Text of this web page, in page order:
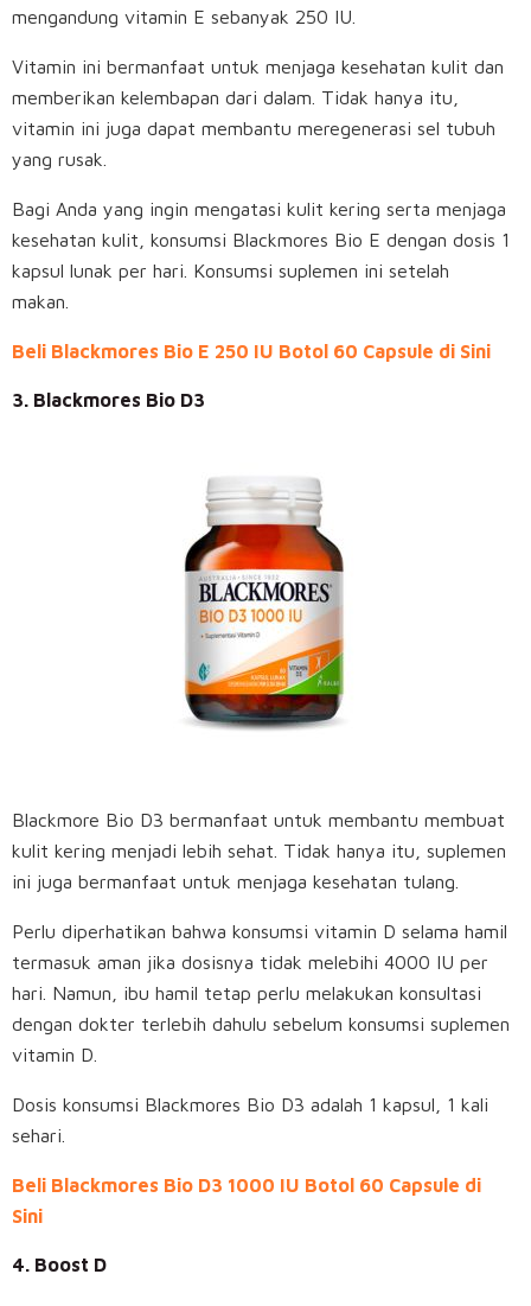
mengandung vitamin E sebanyak 250 IU.
Vitamin ini bermanfaat untuk menjaga kesehatan kulit dan
memberikan kelembapan dari dalam. Tidak hanya itu,
vitamin ini juga dapat membantu meregenerasi sel tubuh
yang rusak.
Bagi Anda yang ingin mengatasi kulit kering serta menjaga
kesehatan kulit, konsumsi Blackmores Bio E dengan dosis 1
kapsul lunak per hari. Konsumsi suplemen ini setelah
makan.
Beli Blackmores Bio E 250 IU Botol 60 Capsule di Sini
3. Blackmores Bio D3
Blackmore Bio D3 bermanfaat untuk membantu membuat
kulit kering menjadi lebih sehat. Tidak hanya itu, suplemen
ini juga bermanfaat untuk menjaga kesehatan tulang.
Perlu diperhatikan bahwa konsumsi vitamin D selama hamil
termasuk aman jika dosisnya tidak melebihi 4000 IU per
hari. Namun, ibu hamil tetap perlu melakukan konsultasi
dengan dokter terlebih dahulu sebelum konsumsi suplemen
vitamin D.
Dosis konsumsi Blackmores Bio D3 adalah 1 kapsul, 1 kali
sehari.
Beli Blackmores Bio D3 1000 IU Botol 60 Capsule di
Sini
4. Boost D